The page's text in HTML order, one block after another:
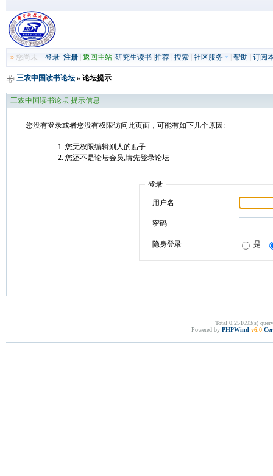
»您尚未 登录 注册| 返回主站| 研究生读书| 推荐| 搜索| 社区服务 帮助 订阅
三农中国读书论坛» 论坛提示
三农中国读书论坛 提示信息
您没有登录或者您没有权限访问此页面，可能有如下几个原因:
您无权限编辑别人的贴子
您还不是论坛会员,请先登录论坛
登录
用户名
密码
隐身登录 是
Total 0.251693(s)
Powered by PHPWind v6.0